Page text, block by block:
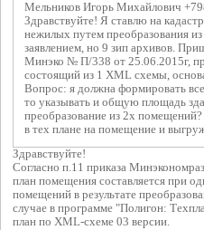
Мельников Игорь Михайлович
Здравствуйте! Я ставлю на
нежилых путем преобразования
заявлением, но 9 зип архивов.
Минэко № П/338 от 25.06.2015г,
состоящий из 1 XML схемы,
Вопрос: я должна формировать
то указывать и общую площадь
преобразование из 2х помещений?
в тех плане на помещение и
Здравствуйте!
Согласно п.11 приказа
план помещения составляется при
помещений в результате
случае в программе "Полигон:
план по XML-схеме 03 версии.